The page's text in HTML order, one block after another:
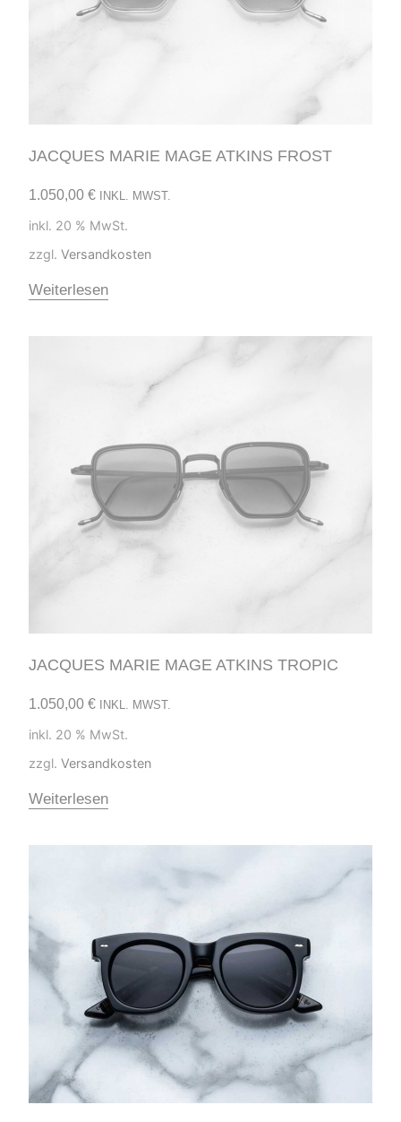
JACQUES MARIE MAGE ATKINS FROST
1.050,00 € INKL. MWST.
inkl. 20 % MwSt.
zzgl. Versandkosten
Weiterlesen
JACQUES MARIE MAGE ATKINS TROPIC
1.050,00 € INKL. MWST.
inkl. 20 % MwSt.
zzgl. Versandkosten
Weiterlesen